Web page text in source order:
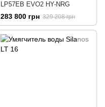
LP57EB EVO2 HY-NRG
283 800 грн 329 208 грн